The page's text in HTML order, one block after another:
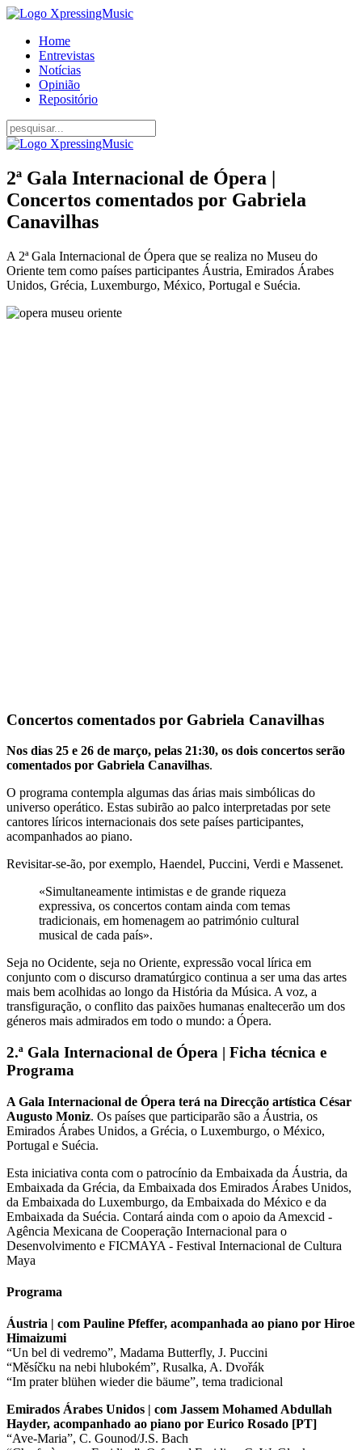
Home
Entrevistas
Notícias
Opinião
Repositório
2ª Gala Internacional de Ópera |
Concertos comentados por Gabriela
Canavilhas
A 2ª Gala Internacional de Ópera que se realiza no Museu do
Oriente tem como países participantes Áustria, Emirados Árabes
Unidos, Grécia, Luxemburgo, México, Portugal e Suécia.
Concertos comentados por Gabriela Canavilhas
Nos dias 25 e 26 de março, pelas 21:30, os dois concertos serão
comentados por Gabriela Canavilhas.
O programa contempla algumas das árias mais simbólicas do
universo operático. Estas subirão ao palco interpretadas por sete
cantores líricos internacionais dos sete países participantes,
acompanhados ao piano.
Revisitar-se-ão, por exemplo, Haendel, Puccini, Verdi e Massenet.
«Simultaneamente intimistas e de grande riqueza
expressiva, os concertos contam ainda com temas
tradicionais, em homenagem ao património cultural
musical de cada país».
Seja no Ocidente, seja no Oriente, expressão vocal lírica em
conjunto com o discurso dramatúrgico continua a ser uma das artes
mais bem acolhidas ao longo da História da Música. A voz, a
transfiguração, o conflito das paixões humanas enaltecerão um dos
géneros mais admirados em todo o mundo: a Ópera.
2.ª Gala Internacional de Ópera | Ficha técnica e
Programa
A Gala Internacional de Ópera terá na Direcção artística César
Augusto Moniz. Os países que participarão são a Áustria, os
Emirados Árabes Unidos, a Grécia, o Luxemburgo, o México,
Portugal e Suécia.
Esta iniciativa conta com o patrocínio da Embaixada da Áustria, da
Embaixada da Grécia, da Embaixada dos Emirados Árabes Unidos,
da Embaixada do Luxemburgo, da Embaixada do México e da
Embaixada da Suécia. Contará ainda com o apoio da Amexcid -
Agência Mexicana de Cooperação Internacional para o
Desenvolvimento e FICMAYA - Festival Internacional de Cultura
Maya
Programa
Áustria | com Pauline Pfeffer, acompanhada ao piano por Hiroe
Himaizumi
“Un bel di vedremo”, Madama Butterfly, J. Puccini
“Měsíčku na nebi hlubokém”, Rusalka, A. Dvořák
“Im prater blühen wieder die bäume”, tema tradicional
Emirados Árabes Unidos | com Jassem Mohamed Abdullah
Hayder, acompanhado ao piano por Eurico Rosado [PT]
“Ave-Maria”, C. Gounod/J.S. Bach